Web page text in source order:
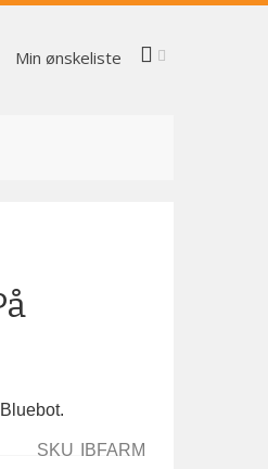
Min ønskeliste
SKU IBFARM